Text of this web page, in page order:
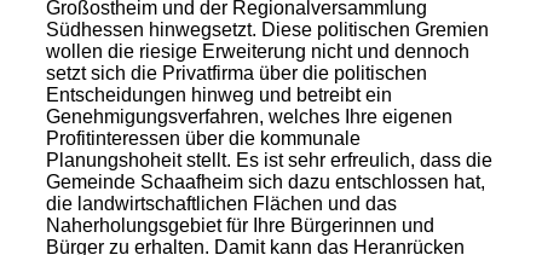
Großostheim und der Regionalversammlung
Südhessen hinwegsetzt. Diese politischen Gremien
wollen die riesige Erweiterung nicht und dennoch
setzt sich die Privatfirma über die politischen
Entscheidungen hinweg und betreibt ein
Genehmigungsverfahren, welches Ihre eigenen
Profitinteressen über die kommunale
Planungshoheit stellt. Es ist sehr erfreulich, dass die
Gemeinde Schaafheim sich dazu entschlossen hat,
die landwirtschaftlichen Flächen und das
Naherholungsgebiet für Ihre Bürgerinnen und
Bürger zu erhalten. Damit kann das Heranrücken